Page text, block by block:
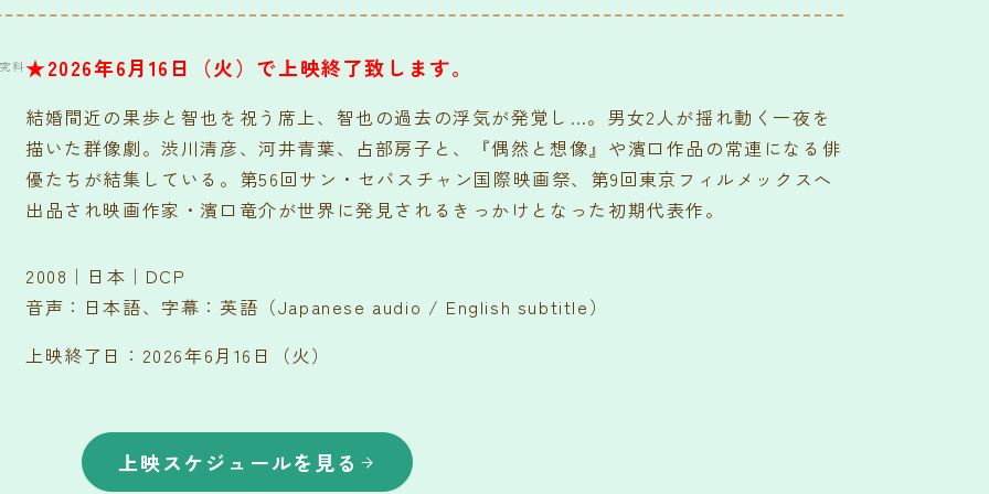
科★2026年6月16日（火）で上映終了致します。
結婚間近の果歩と智也を祝う席上、智也の過去の浮気が発覚し…。男女2人が揺れ動く一夜を
描いた群像劇。渋川清彦、河井青葉、占部房子と、『偶然と想像』や濱口作品の常連になる俳
優たちが結集している。第56回サン・セバスチャン国際映画祭、第9回東京フィルメックスへ
出品され映画作家・濱口竜介が世界に発見されるきっかけとなった初期代表作。
2008｜日本｜DCP
音声：日本語、字幕：英語（Japanese audio / English subtitle）
上映終了日：2026年6月16日（火）
上映スケジュールを見る